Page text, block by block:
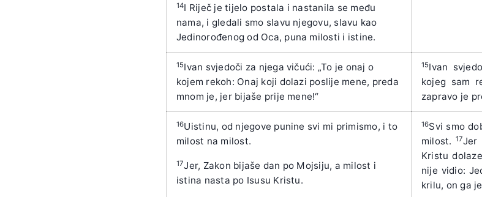
14I Riječ je tijelo postala i nastanila se među
nama, i gledali smo slavu njegovu, slavu kao
Jedinorođenog od Oca, puna milosti i istine.
15Ivan svjedoči za njega vičući: „To je onaj o
kojem rekoh: Onaj koji dolazi poslije mene, preda
mnom je, jer bijaše prije mene!“
15Ivan
kojeg sam
zapravo je
16Uistinu, od njegove punine svi mi primismo, i to
milost na milost.
17Jer, Zakon bijaše dan po Mojsiju, a milost i
istina nasta po Isusu Kristu.
16Svi smo
milost. 17Jer
Kristu
nije vidio:
krilu, on ga